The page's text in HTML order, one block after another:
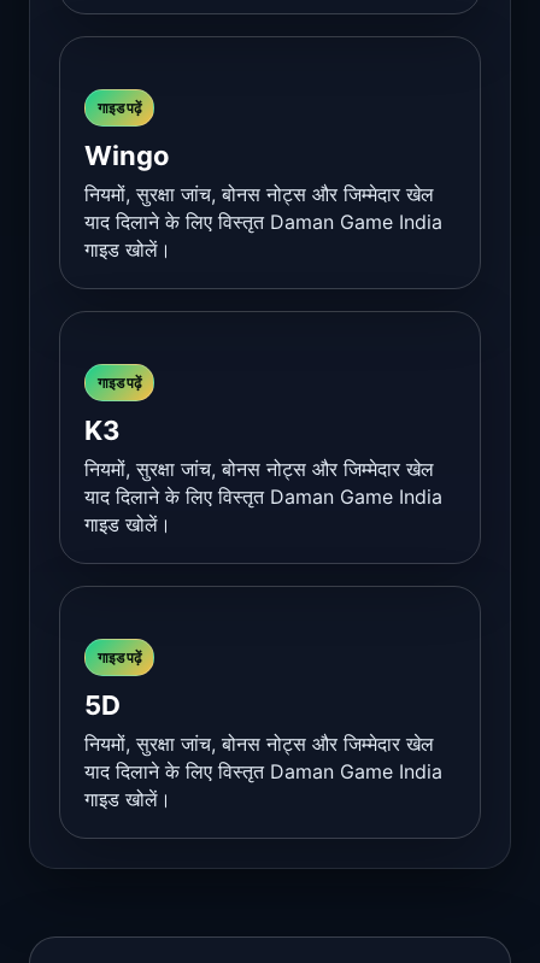
गाइड पढ़ें
Wingo
नियमों, सुरक्षा जांच, बोनस नोट्स और जिम्मेदार खेल
याद दिलाने के लिए विस्तृत Daman Game India
गाइड खोलें।
गाइड पढ़ें
K3
नियमों, सुरक्षा जांच, बोनस नोट्स और जिम्मेदार खेल
याद दिलाने के लिए विस्तृत Daman Game India
गाइड खोलें।
गाइड पढ़ें
5D
नियमों, सुरक्षा जांच, बोनस नोट्स और जिम्मेदार खेल
याद दिलाने के लिए विस्तृत Daman Game India
गाइड खोलें।